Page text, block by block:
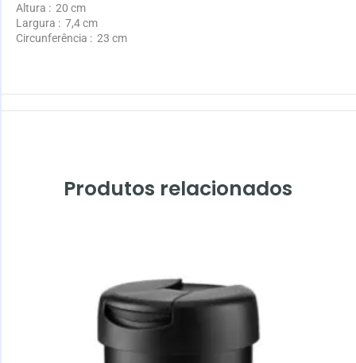
Altura : 20 cm
Largura : 7,4 cm
Circunferência : 23 cm
Produtos relacionados